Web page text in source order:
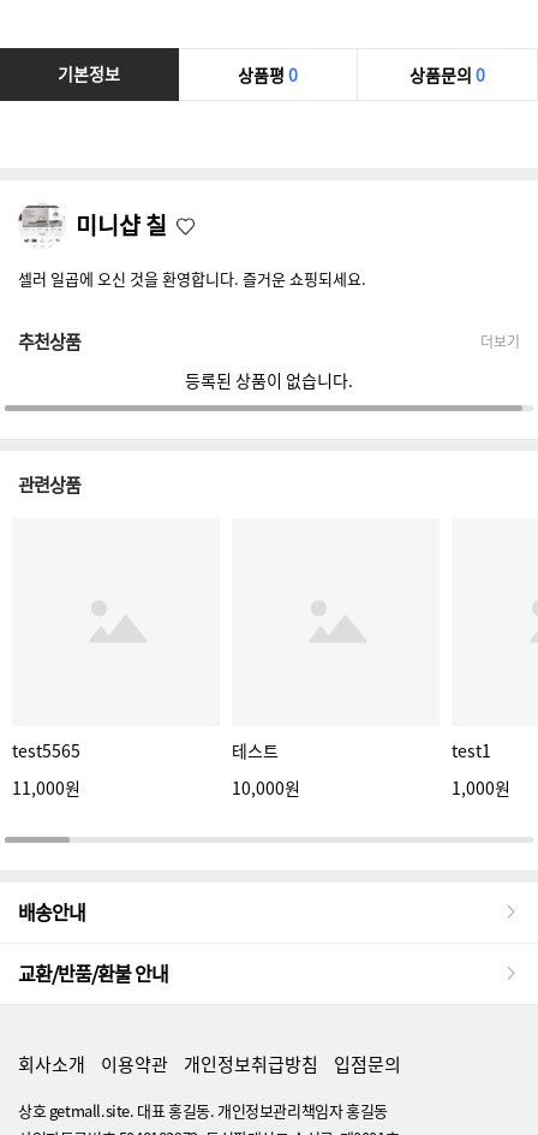
기본정보 상품평 0 상품문의 0
미니샵 칠
셀러 일곱에 오신 것을 환영합니다. 즐거운 쇼핑되세요.
추천상품 더보기
등록된 상품이 없습니다.
관련상품
test5565
11,000원
테스트
10,000원
test1
1,000원
배송안내
교환/반품/환불 안내
회사소개 이용약관 개인정보취급방침 입점문의
상호 getmall.site. 대표 홍길동. 개인정보관리책임자 홍길동